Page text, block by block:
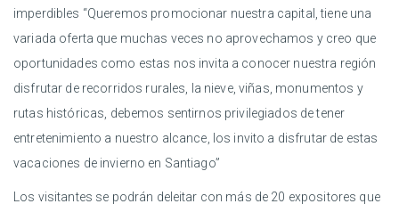
imperdibles “Queremos promocionar nuestra capital, tiene una
variada oferta que muchas veces no aprovechamos y creo que
oportunidades como estas nos invita a conocer nuestra región
disfrutar de recorridos rurales, la nieve, viñas, monumentos y
rutas históricas, debemos sentirnos privilegiados de tener
entretenimiento a nuestro alcance, los invito a disfrutar de estas
vacaciones de invierno en Santiago”
Los visitantes se podrán deleitar con más de 20 expositores que